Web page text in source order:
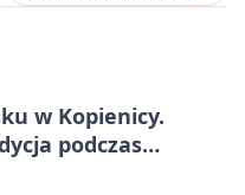
w Kopienicy.
podczas